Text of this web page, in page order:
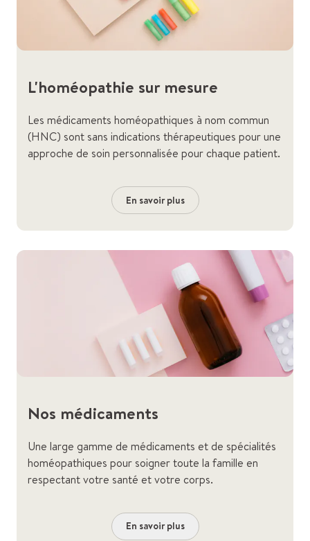
L'homéopathie sur mesure
Les médicaments homéopathiques à nom commun
(HNC) sont sans indications thérapeutiques pour une
approche de soin personnalisée pour chaque patient.
En savoir plus
Nos médicaments
Une large gamme de médicaments et de spécialités
homéopathiques pour soigner toute la famille en
respectant votre santé et votre corps.
En savoir plus